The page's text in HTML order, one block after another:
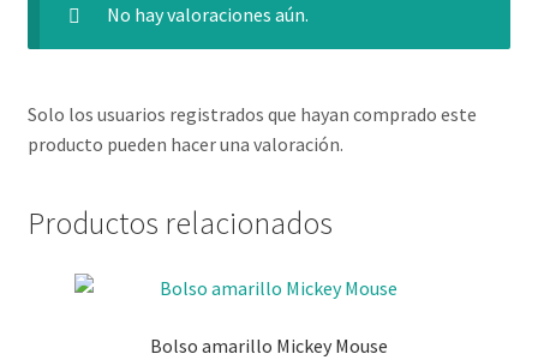
No hay valoraciones aún.
Solo los usuarios registrados que hayan comprado este
producto pueden hacer una valoración.
Productos relacionados
Bolso amarillo Mickey Mouse